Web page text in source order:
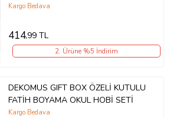
Çocuk Aktivite Seti
Kargo Bedava
414,99 TL
2. Ürüne %5 İndirim
DEKOMUS GIFT BOX ÖZELİ KUTULU
FATİH BOYAMA OKUL HOBİ SETİ
Kargo Bedava